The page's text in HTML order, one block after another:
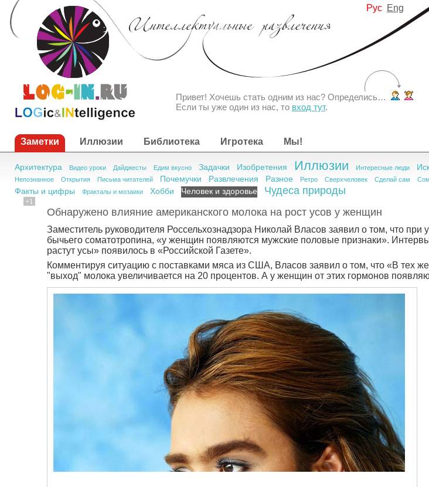
Рус Eng
Привет! Хочешь стать одним из нас? Определись…
Если ты уже один из нас, то вход тут.
Заметки Иллюзии Библиотека Игротека Мы!
Архитектура Видео уроки Дайджесты Едим вкусно Задачки Изобретения Иллюзии Интересные люди
Непознанное Открытия Письма читателей Почемучки Развлечения Разное Ретро Сверхчеловек Сделай сам
Факты и цифры
Фракталы и мозаики Хобби Человек и здоровье Чудеса природы
+1
Обнаружено влияние американского молока на рост усов у женщин
Заместитель руководителя Россельхознадзора Николай Власов заявил о том, что
бычьего соматотропина, «у женщин появляются мужские половые признаки».
растут усы» появилось в «Российской Газете».
Комментируя ситуацию с поставками мяса из США, Власов заявил о том, что «В тех
"выход" молока увеличивается на 20 процентов. А у женщин от этих гормонов